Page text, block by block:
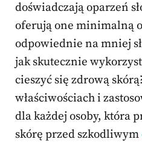
doświadczają oparzeń
oferują one minimalną
odpowiednie na mniej
jak skutecznie
cieszyć się zdrową
właściwościach i
dla każdej osoby, która
skórę przed szkodliwym